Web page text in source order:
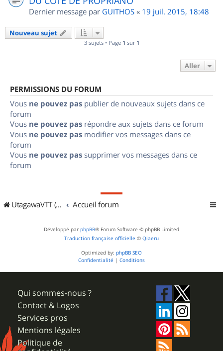
Dernier message par GUITHOS « 19 juil. 2015, 18:48
Nouveau sujet
3 sujets • Page 1 sur 1
Aller
PERMISSIONS DU FORUM
Vous ne pouvez pas publier de nouveaux sujets dans ce
forum
Vous ne pouvez pas répondre aux sujets dans ce forum
Vous ne pouvez pas modifier vos messages dans ce
forum
Vous ne pouvez pas supprimer vos messages dans ce
forum
UtagawaVTT (Randos VTT et VTTAE avec traces GPS) Accueil forum
Développé par phpBB® Forum Software © phpBB Limited
Traduction française officielle © Qiaeru
Optimized by: phpBB SEO
Confidentialité | Conditions
Qui sommes-nous ?
Contact & Logos
Services pros
Mentions légales
Politique de